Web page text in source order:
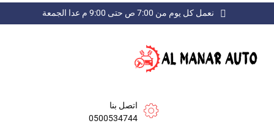
نعمل كل يوم من 7:00 ص حتى 9:00 م عدا الجمعة
اتصل بنا
0500534744